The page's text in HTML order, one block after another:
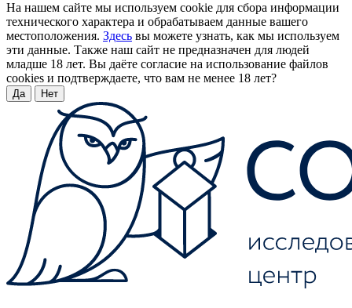
На нашем сайте мы используем cookie для сбора информации
технического характера и обрабатываем данные вашего
местоположения. Здесь вы можете узнать, как мы используем
эти данные. Также наш сайт не предназначен для людей
младше 18 лет. Вы даёте согласие на использование файлов
cookies и подтверждаете, что вам не менее 18 лет?
Да Нет